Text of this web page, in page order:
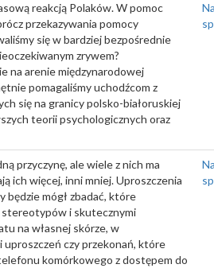
reakcją Polaków. W pomoc
przekazywania pomocy
się w bardziej bezpośrednie
zrywem?
na arenie międzynarodowej
pomagaliśmy uchodźcom z
się na granicy polsko-białoruskiej
teorii psychologicznych oraz
przyczynę, ale wiele z nich ma
ich więcej, inni mniej. Uproszczenia
będzie mógł zbadać, które
stereotypów i skutecznymi
na własnej skórze, w
uproszczeń czy przekonań, które
komórkowego z dostępem do